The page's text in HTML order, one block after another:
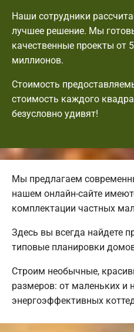
Наши сотрудники
лучшее решение. Мы
качественные проекты от
миллионов.
Стоимость
стоимость каждого
безусловно удивят!
Мы предлагаем
нашем онлайн-сайте
комплектации частных
Здесь вы всегда найдете
типовые планировки
Строим необычные,
размеров: от маленьких и
энергоэффективных